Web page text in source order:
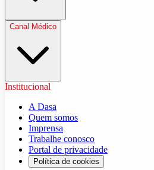
Canal Médico
Institucional
A Dasa
Quem somos
Imprensa
Trabalhe conosco
Portal de privacidade
Política de cookies